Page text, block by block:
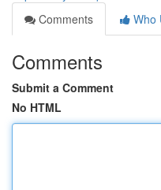
Comments
Who
Comments
Submit a Comment
No HTML